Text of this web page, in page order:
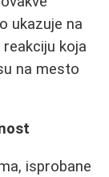
ukazuje na
koja
na mesto
isprobane